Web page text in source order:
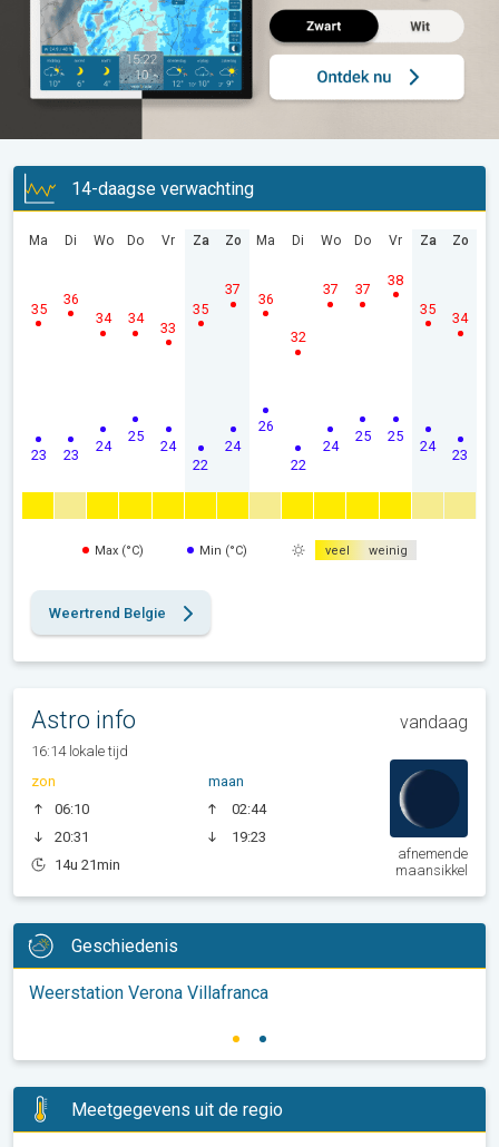
14-daagse verwachting
Ma
23
35
Di
23
36
Wo
24
34
Do
25
34
Vr
24
33
Za
22
35
Zo
24
37
Ma
26
36
Di
22
32
Wo
24
37
Do
25
37
Vr
25
38
Za
24
35
Zo
23
34
Max (°C) Min (°C) veel weinig
Weertrend Belgie
Astro info vandaag
16:14 lokale tijd
zon
06:10
20:31
14u 21min
maan
02:44
19:23
afnemende
maansikkel
Geschiedenis
Weerstation Verona Villafranca
Meetgegevens uit de regio